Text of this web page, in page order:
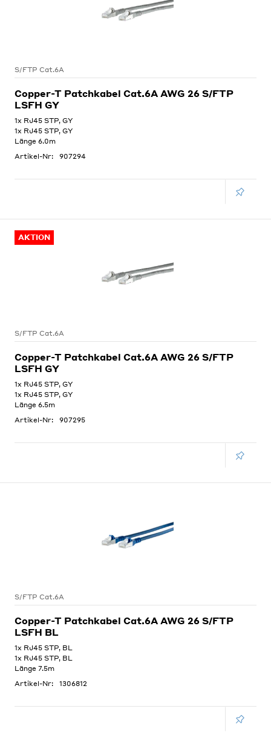
S/FTP Cat.6A
Copper-T Patchkabel Cat.6A AWG 26 S/FTP
LSFH GY
1x RJ45 STP, GY
1x RJ45 STP, GY
Länge 6.0m
Artikel-Nr:
907294
AKTION
S/FTP Cat.6A
Copper-T Patchkabel Cat.6A AWG 26 S/FTP
LSFH GY
1x RJ45 STP, GY
1x RJ45 STP, GY
Länge 6.5m
Artikel-Nr:
907295
S/FTP Cat.6A
Copper-T Patchkabel Cat.6A AWG 26 S/FTP
LSFH BL
1x RJ45 STP, BL
1x RJ45 STP, BL
Länge 7.5m
Artikel-Nr:
1306812